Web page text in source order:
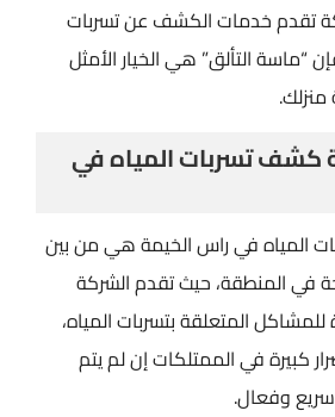
تقدم خدمات الكشف عن تسربات
“ماسة التألق” هي الخيار الأمثل
تسربات المياه في
المياه في راس الخيمة هي من بين
في المنطقة، حيث تقدم الشركة
المتعلقة بتسربات المياه،
كبيرة في الممتلكات إن لم يتم
وفعال.